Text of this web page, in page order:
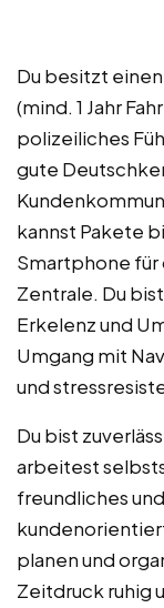
Du besitzt
(mind. 1 Jahr
polizeiliches
gute
kannst Pakete
Smartphone
Zentrale. Du
Erkelenz und
Umgang mit
und
Du bist
arbeitest
freundliches
planen und
Zeitdruck ruhig